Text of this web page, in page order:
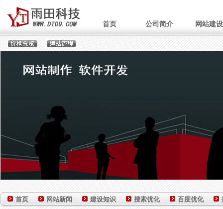
首页 公司简介 网站建设
首页 网站新闻 建设知识 搜索优化 百度优化